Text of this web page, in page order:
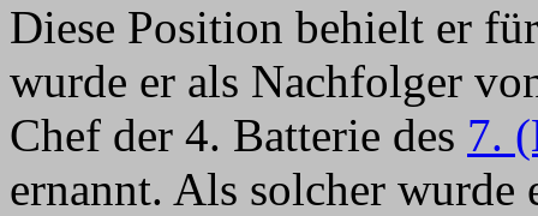
Diese Position behielt er
wurde er als Nachfolger
Chef der 4. Batterie des 7.
ernannt. Als solcher